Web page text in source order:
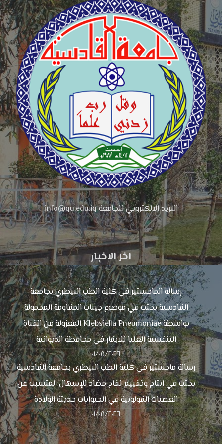
البريد الالكتروني للجامعة info@qu.edu.iq
اخر الاخبار
رسالة الماجستير في كلية الطب البيطري بجامعة
القادسية بحثت في موضوع جينات المقاومة المحمولة
بواسطة Klebsiella Pneumoniae المعزولة من القناة
التنفسية العليا للابقار في محافظة الديوانية
٠١/٠٨/٢٠٢٦
رسالة ماجستير في كلية الطب البيطري بجامعة القادسية
بحثت في انتاج وتقييم لقاح مضاد للإسهال المتسبب عن
العصيات القولونية في الحيوانات حديثة الولادة
٠١/٠٨/٢٠٢٦